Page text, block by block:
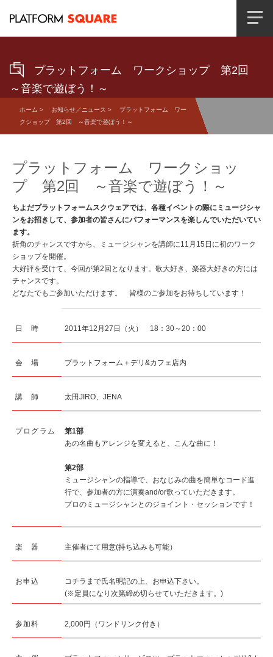
プラットフォーム ワークショップ 第2回
～音楽で遊ぼう！～
ホーム > お知らせ／ニュース > プラットフォーム ワー
クショップ 第2回 ～音楽で遊ぼう！～
プラットフォーム ワークショッ
プ 第2回 ～音楽で遊ぼう！～
ちよだプラットフォームスクウェアでは、各種イベントの際にミュージシャ
ンをお招きして、参加者の皆さんにパフォーマンスを楽しんでいただいてい
ます。
折角のチャンスですから、ミュージシャンを講師に11月15日に初のワーク
ショップを開催。
大好評を受けて、今回が第2回となります。歌大好き、楽器大好きの方には
チャンスです。
どなたでもご参加いただけます。 皆様のご参加をお待ちしています！
日 時 2011年12月27日（火） 18：30～20：00
会 場 プラットフォーム＋デリ&カフェ店内
講 師 太田JIRO、JENA
プログラム
第1部
あの名曲もアレンジを変えると、こんな曲に！
第2部
ミュージシャンの指導で、おなじみの曲を簡単なコード進
行で、参加者の方に演奏and/or歌っていただきます。
プロのミュージシャンとのジョイント・セッションです！
楽 器 主催者にて用意(持ち込みも可能）
お申込
コチラまで氏名明記の上、お申込下さい。
(※定員になり次第締め切らせていただきます。)
参加料 2,000円（ワンドリンク付き）